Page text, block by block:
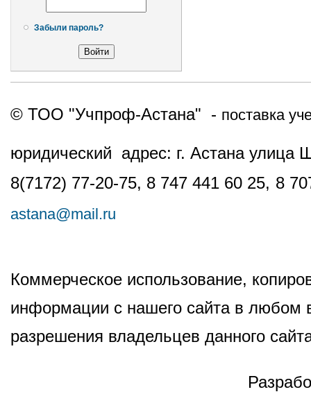
Забыли пароль?
© ТОО "Учпроф-Астана" - поставка
юридический адрес: г. Астана
8(7172) 77-20-75, 8 747 441 60 25, 8
astana@mail.ru
Коммерческое использование,
информации с нашего сайта в любом
разрешения владельцев данного